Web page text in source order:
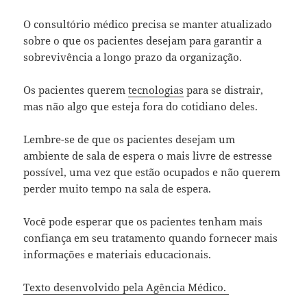
O consultório médico precisa se manter atualizado
sobre o que os pacientes desejam para garantir a
sobrevivência a longo prazo da organização.
Os pacientes queremtecnologias para se distrair,
mas não algo que esteja fora do cotidiano deles.
Lembre-se de que os pacientes desejam um
ambiente de sala de espera o mais livre de estresse
possível, uma vez que estão ocupados e não querem
perder muito tempo na sala de espera.
Você pode esperar que os pacientes tenham mais
confiança em seu tratamento quando fornecer mais
informações e materiais educacionais.
Texto desenvolvido pela Agência Médico.